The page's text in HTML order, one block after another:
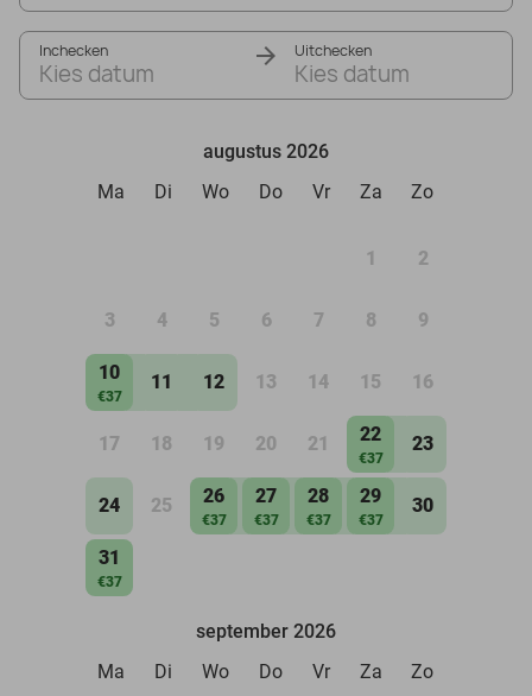
Inchecken
Kies datum
Uitchecken
Kies datum
augustus 2026
Ma
Di Wo Do Vr Za Zo
1 2
3 4 5 6 7 8 9
10
€37
11 12 13 14 15 16
17 18 19 20 21 22
€37
23
24 25 26
€37
27
€37
28
€37
29
€37
30
31
€37
september 2026
Ma
Di Wo Do Vr Za Zo